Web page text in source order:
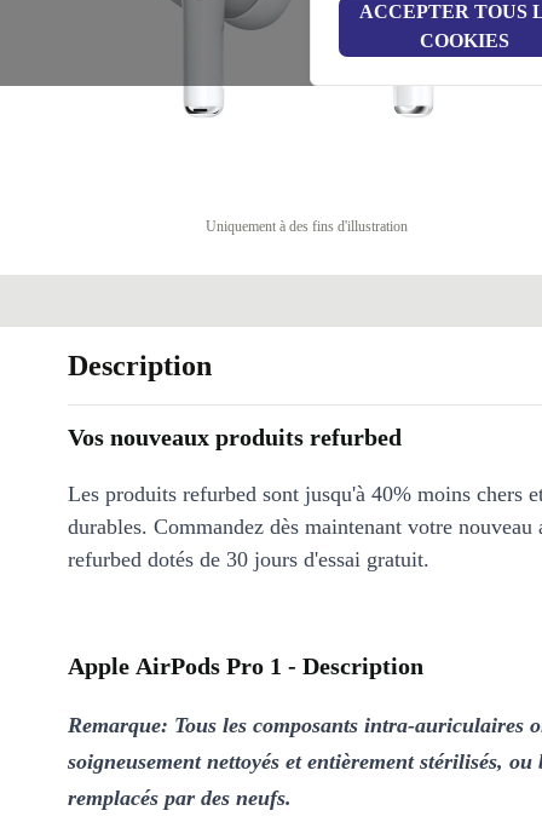
ACCEPTER TOUS
COOKIES
Uniquement à des fins d'illustration
Description
Vos nouveaux produits refurbed
Les produits refurbed sont jusqu'à 40% moins chers
durables. Commandez dès maintenant votre nouveau
refurbed dotés de 30 jours d'essai gratuit.
Apple AirPods Pro 1 - Description
Remarque: Tous les composants intra-auriculaires
soigneusement nettoyés et entièrement stérilisés, ou
remplacés par des neufs.